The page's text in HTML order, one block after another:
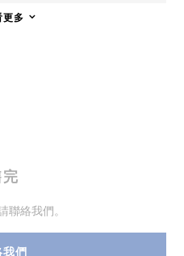
更多
聯絡我們。
們